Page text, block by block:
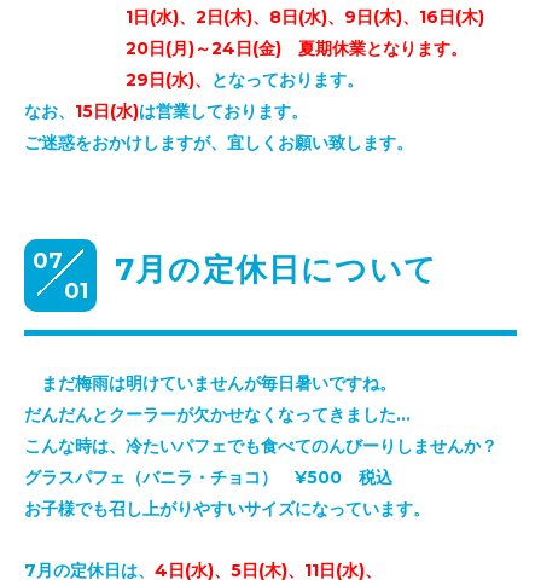
1日(水)、2日(木)、8日(水)、9日(木)、16日(木)
20日(月)～24日(金) 夏期休業となります。
29日(水)、
となっております。
なお、 15日(水)は営業しております。
ご迷惑をおかけしますが、宜しくお願い致します。
07
01
7月の定休日について
まだ梅雨は明けていませんが毎日暑いですね。
だんだんとクーラーが欠かせなくなってきました…
こんな時は、冷たいパフェでも食べてのんびーりしませんか？
グラスパフェ（バニラ・チョコ） ¥500 税込
お子様でも召し上がりやすいサイズになっています。
7月の定休日は、 4日(水)、5日(木)、11日(水)、